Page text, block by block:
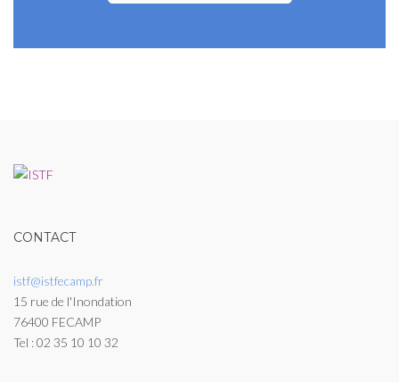
CONTACT
istf@istfecamp.fr
15 rue de l'Inondation
76400 FECAMP
Tel : 02 35 10 10 32